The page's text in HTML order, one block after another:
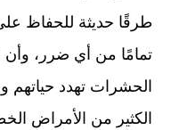
طرقًا حديثة للحفاظ
تمامًا من أي ضرر، وأن
الحشرات تهدد حياتهم
الكثير من الأمراض